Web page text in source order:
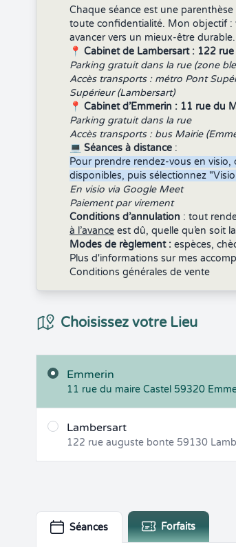
Chaque séance est une
toute confidentialité. Mon objectif :
avancer vers un mieux-être durable.
📍 Cabinet de Lambersart : 122
Parking gratuit dans la rue (zone
Accès transports : métro Pont
Supérieur (Lambersart)
📍 Cabinet d’Emmerin : 11 rue du
Parking gratuit dans la rue
Accès transports : bus Mairie
💻 Séances à distance :
Pour prendre rendez-vous en
disponibles, puis sélectionnez
En visio via Google Meet
Paiement par virement
Conditions d’annulation : tout
à l’avance est dû, quelle qu’en soit
Modes de règlement : espèces,
Plus d'informations sur mes
Conditions générales de vente
Choix du Lieux
Choisissez votre Lieu
Emmerin
11 rue du maire Castel 59320
Lambersart
122 rue auguste bonte 59130
Séances Forfaits